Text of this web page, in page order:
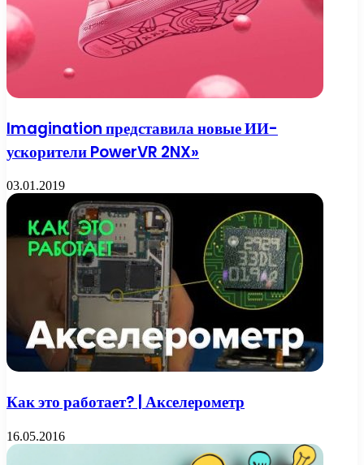
Imagination представила новые ИИ-
ускорители PowerVR 2NX»
03.01.2019
Как это работает? | Акселерометр
16.05.2016